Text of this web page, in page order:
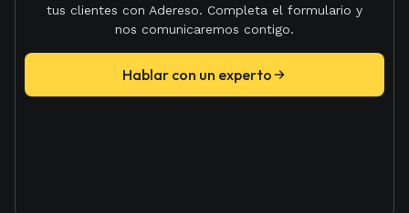
tus clientes con Adereso. Completa el formulario y
nos comunicaremos contigo.
Hablar con un experto